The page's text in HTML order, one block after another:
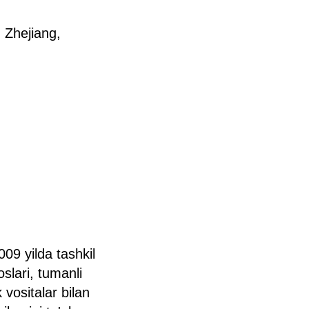
yilda tashkil
tumanli
vositalar bilan